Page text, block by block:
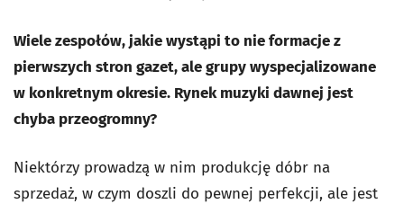
Wiele zespołów, jakie wystąpi to nie formacje z
pierwszych stron gazet, ale grupy wyspecjalizowane
w konkretnym okresie. Rynek muzyki dawnej jest
chyba przeogromny?
Niektórzy prowadzą w nim produkcję dóbr na
sprzedaż, w czym doszli do pewnej perfekcji, ale jest